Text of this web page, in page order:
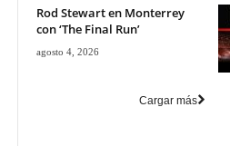
Rod Stewart en Monterrey
con ‘The Final Run’
agosto 4, 2026
Cargar más